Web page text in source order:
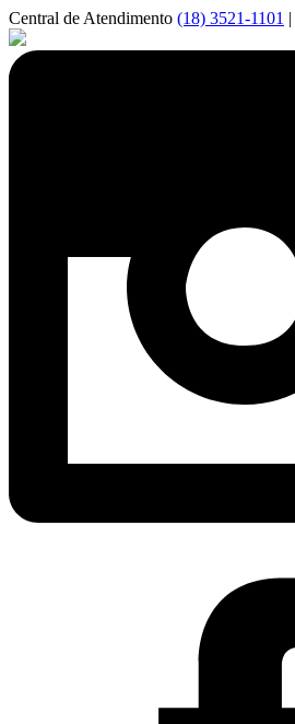
Central de Atendimento (18) 3521-1101 |